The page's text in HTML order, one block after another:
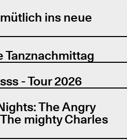
ins neue
Tanznachmittag
- Tour 2026
The Angry
mighty Charles